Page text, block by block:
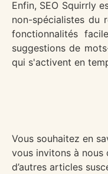
Enfin, SEO Squirrly
non-spécialistes du
fonctionnalités
suggestions de
qui s'activent en
Vous souhaitez en
vous invitons à
d’autres articles